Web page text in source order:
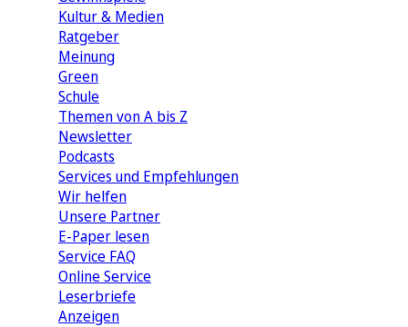
Kultur & Medien
Ratgeber
Meinung
Green
Schule
Themen von A bis Z
Newsletter
Podcasts
Services und Empfehlungen
Wir helfen
Unsere Partner
E-Paper lesen
Service FAQ
Online Service
Leserbriefe
Anzeigen